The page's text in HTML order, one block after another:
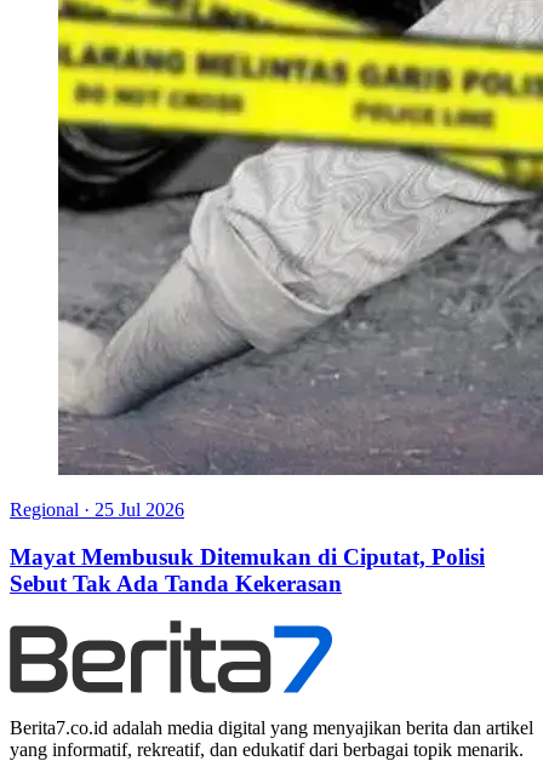
Regional · 25 Jul 2026
Mayat Membusuk Ditemukan di Ciputat, Polisi
Sebut Tak Ada Tanda Kekerasan
Berita7.co.id adalah media digital yang menyajikan berita dan artikel
yang informatif, rekreatif, dan edukatif dari berbagai topik menarik.